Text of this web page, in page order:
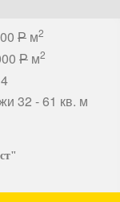
P м2
P м2
32 - 61 кв. м